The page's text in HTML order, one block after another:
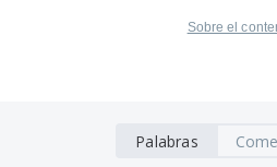
Sobre el
Palabras